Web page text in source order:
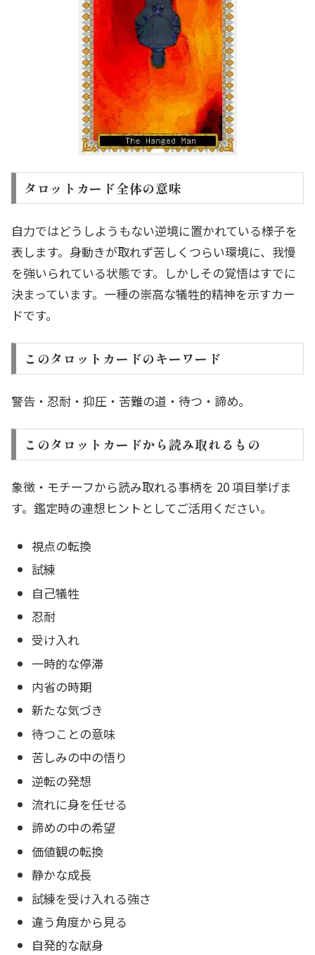
タロットカード全体の意味
自力ではどうしようもない逆境に置かれている様子を
表します。身動きが取れず苦しくつらい環境に、我慢
を強いられている状態です。しかしその覚悟はすでに
決まっています。一種の崇高な犠牲的精神を示すカー
ドです。
このタロットカードのキーワード
警告・忍耐・抑圧・苦難の道・待つ・諦め。
このタロットカードから読み取れるもの
象徴・モチーフから読み取れる事柄を 20 項目挙げま
す。鑑定時の連想ヒントとしてご活用ください。
視点の転換
試練
自己犠牲
忍耐
受け入れ
一時的な停滞
内省の時期
新たな気づき
待つことの意味
苦しみの中の悟り
逆転の発想
流れに身を任せる
諦めの中の希望
価値観の転換
静かな成長
試練を受け入れる強さ
違う角度から見る
自発的な献身